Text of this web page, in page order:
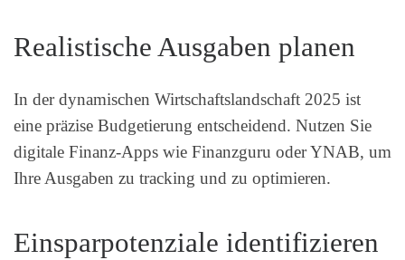
Realistische Ausgaben planen
In der dynamischen Wirtschaftslandschaft 2025 ist
eine präzise Budgetierung entscheidend. Nutzen Sie
digitale Finanz-Apps wie Finanzguru oder YNAB, um
Ihre Ausgaben zu tracking und zu optimieren.
Einsparpotenziale identifizieren